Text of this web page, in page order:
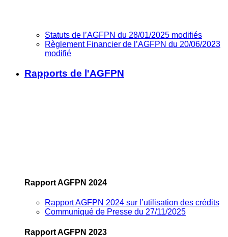
Statuts de l’AGFPN du 28/01/2025 modifiés
Règlement Financier de l’AGFPN du 20/06/2023
modifié
Rapports de l'AGFPN
Rapport AGFPN 2024
Rapport AGFPN 2024 sur l’utilisation des crédits
Communiqué de Presse du 27/11/2025
Rapport AGFPN 2023